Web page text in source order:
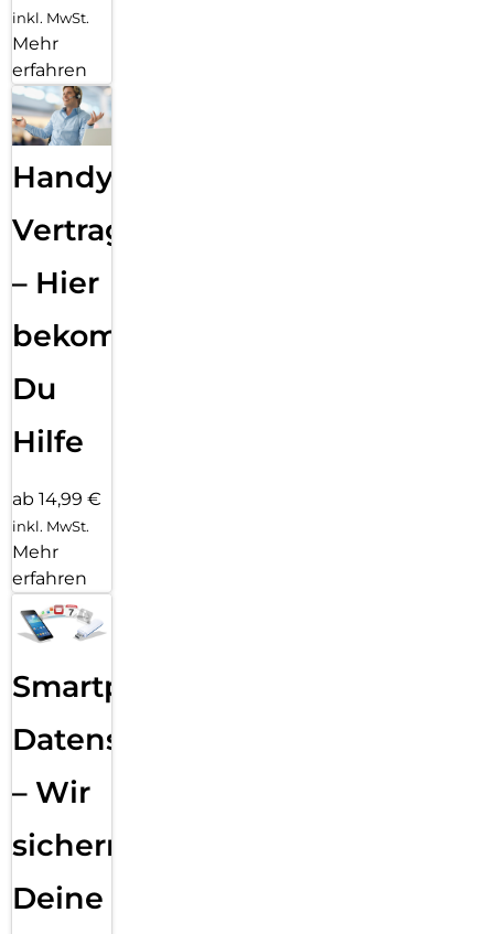
inkl. MwSt.
Mehr
erfahren
Handy
Vertragsabwicklung
– Hier
bekommst
Du
Hilfe
ab 14,99 €
inkl. MwSt.
Mehr
erfahren
Smartphone
Datensicherung
– Wir
sichern
Deine